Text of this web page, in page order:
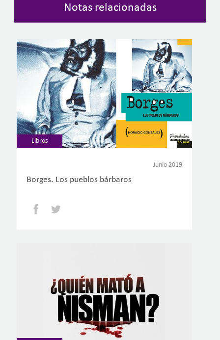
Notas relacionadas
Libros
Junio 2019
Borges. Los pueblos bárbaros
Facebook